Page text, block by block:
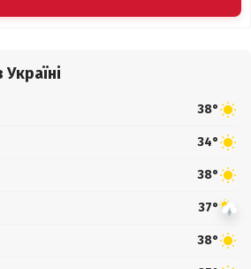
38°
34°
38°
37°
38°